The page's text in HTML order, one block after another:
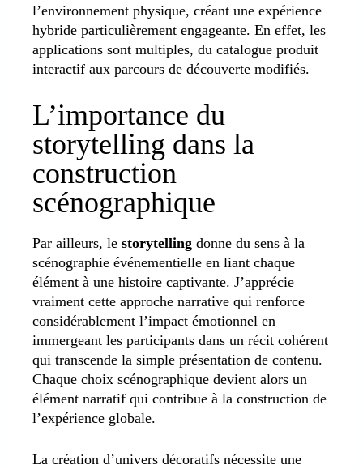
l’environnement physique, créant une expérience
hybride particulièrement engageante. En effet, les
applications sont multiples, du catalogue produit
interactif aux parcours de découverte modifiés.
L’importance du
storytelling dans la
construction
scénographique
Par ailleurs, le storytelling donne du sens à la
scénographie événementielle en liant chaque
élément à une histoire captivante. J’apprécie
vraiment cette approche narrative qui renforce
considérablement l’impact émotionnel en
immergeant les participants dans un récit cohérent
qui transcende la simple présentation de contenu.
Chaque choix scénographique devient alors un
élément narratif qui contribue à la construction de
l’expérience globale.
La création d’univers décoratifs nécessite une